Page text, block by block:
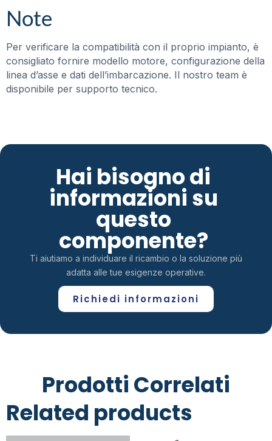
Note
Per verificare la compatibilità con il proprio impianto, è
consigliato fornire modello motore, configurazione della
linea d’asse e dati dell’imbarcazione. Il nostro team è
disponibile per supporto tecnico.
Hai bisogno di
informazioni su
questo
componente?
Ti aiutiamo a individuare il ricambio o la soluzione più
adatta alle tue esigenze operative.
Richiedi informazioni
Prodotti Correlati
Related products